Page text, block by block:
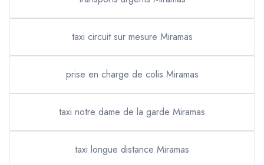
taxi circuit sur mesure Miramas
prise en charge de colis Miramas
taxi notre dame de la garde Miramas
taxi longue distance Miramas